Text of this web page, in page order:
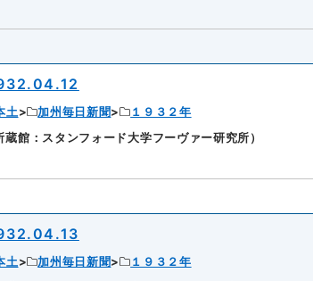
土 加州毎日新聞
１９３２年
館：スタンフォード大学フーヴァー研究所）
土 加州毎日新聞
１９３２年